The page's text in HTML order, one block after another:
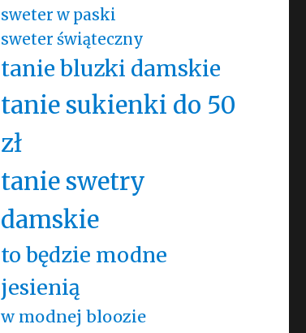
sweter w paski
sweter świąteczny
tanie bluzki damskie
tanie sukienki do 50
zł
tanie swetry
damskie
to będzie modne
jesienią
w modnej bloozie